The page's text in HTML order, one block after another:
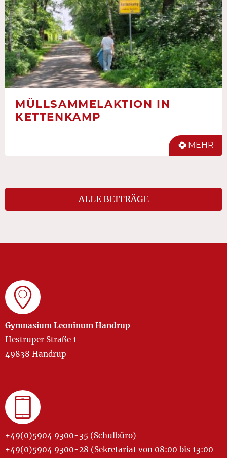
MÜLLSAMMELAKTION IN
KETTENKAMP
MEHR
ALLE BEITRÄGE
Gymnasium Leoninum Handrup
Hestruper Straße 1
49838 Handrup
+49(0)5904 9300-35 (Schulbüro)
+49(0)5904 9300-28 (Sekretariat von 08:00 bis 13:00